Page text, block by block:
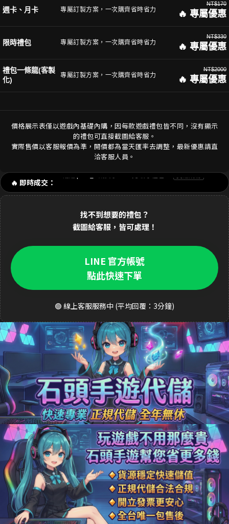
週卡、月卡 專屬訂製方案，一次購齊省時省力
NT$170
🔥 專屬優惠
限時禮包 專屬訂製方案，一次購齊省時省力
NT$330
🔥 專屬優惠
禮包一條龍(客製
化)
專屬訂製方案，一次購齊省時省力
NT$2000
🔥 專屬優惠
價格展示表僅以遊戲內基礎內購，因每款遊戲禮包皆不同，沒有顯示
的禮包可直接截圖給客服。
實際售價以客服報價為準，開價都為當天匯率去調整，最新優惠請直
洽客服人員。
🔥 即時成交：
剛剛 陳**豪 購買了 3290元 禮包
剛剛 p**e_9 購買了 170元 新手禮包
1分鐘前 林**緯 購買了 交易成功
3分鐘前 k**ty 購買了 33元 銅板禮包
5分鐘前 王**明 購買了 990元 月卡
8分鐘前 S**ea 購買了 3290元 禮包 交易成功
9分鐘前 吳**宏 購買了 1690元 豪華禮包 交易成功
10分鐘前 m**ky 購買了 33元 銅板禮包 交易成功
12分鐘前 李**芬 購買了 990元 成長禮包 交易成功
15分鐘前 J**son 購買了 3290元 禮包 交易成功
18分鐘前 劉**瑄 購買了 170元 限時禮包 交易成功
20分鐘前 T**y_L 購買了 2990元 節日禮包 交易成功
22分鐘前 蔡**文 購買了 33元 銅板禮包 交易成功
25分鐘前 H**nry 購買了 490元 特惠禮包 交易成功
28分鐘前 黃**傑 購買了 1690元 禮包 交易成功
30分鐘前 Ap**le 購買了 990元 月卡 交易成功
找不到想要的禮包？
截圖給客服，皆可處理！
LINE 官方帳號
點此快速下單
🟢 線上客服服務中 (平均回覆：3分鐘)